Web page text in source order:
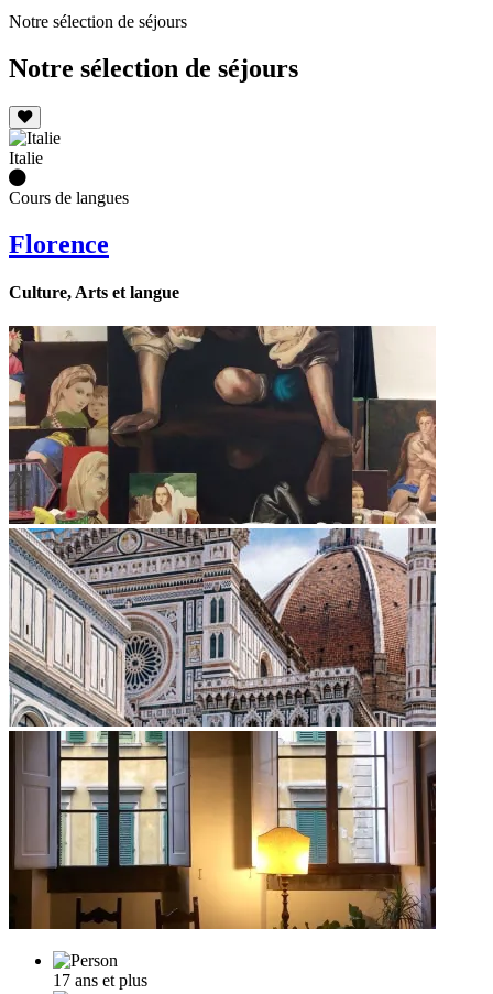
Notre sélection de séjours
Notre sélection de séjours
Italie
Cours de langues
Florence
Culture, Arts et langue
17 ans et plus